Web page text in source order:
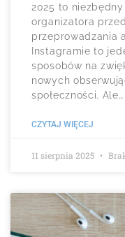
2025 to
organizatora
przeprowadzania
Instagramie to
sposobów na
nowych
społeczności. Ale…
CZYTAJ WIĘCEJ
11 sierpnia 2025